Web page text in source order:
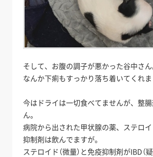
そして、お腹の調子が悪かった谷中さん
なんか下痢もすっかり落ち着いてくれま
今はドライは一切食べてませんが、整
ん。
病院から出された甲状腺の薬、ステロイ
抑制剤は飲んでますが。
ステロイド（微量）と免疫抑制剤がIBD（